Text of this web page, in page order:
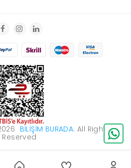
BILIŞIM BURADA. All Rights
Reserved